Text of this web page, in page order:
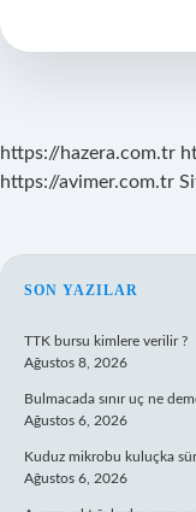
https://hazera.com.tr
https://avimer.com.tr
SON YAZILAR
TTK bursu kimlere verilir ?
Ağustos 8, 2026
Bulmacada sınır uç ne
Ağustos 6, 2026
Kuduz mikrobu kuluçka
Ağustos 6, 2026